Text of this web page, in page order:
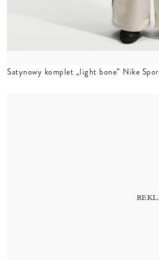
Satynowy komplet „light bone” Nike